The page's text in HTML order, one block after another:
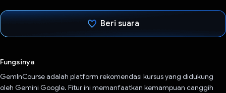
Beri suara
Fungsinya
GemInCourse adalah platform rekomendasi kursus yang didukung
oleh Gemini Google. Fitur ini memanfaatkan kemampuan canggih